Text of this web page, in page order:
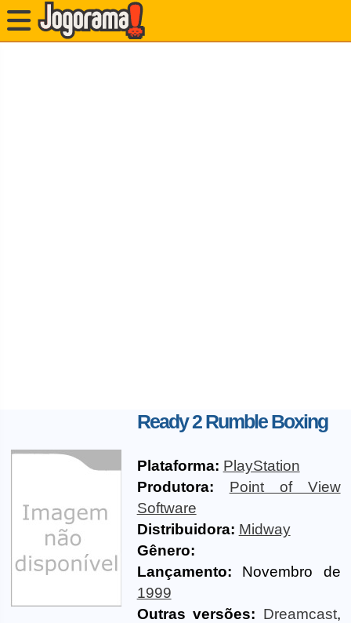
Ready 2 Rumble Boxing
Plataforma: PlayStation
Produtora:
Point of View
Software
Distribuidora: Midway
Gênero:
Lançamento: Novembro de
1999
Outras versões: Dreamcast,